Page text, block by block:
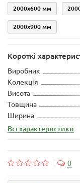
2000х600 мм
2000х900 мм
Короткі
Виробник
Колекція
Висота
Товщина
Ширина
Всі характеристики
0